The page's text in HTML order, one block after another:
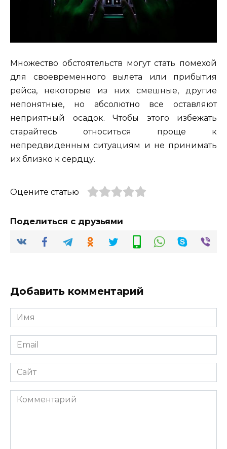
Множество обстоятельств могут стать помехой
для своевременного вылета или прибытия
рейса, некоторые из них смешные, другие
непонятные, но абсолютно все оставляют
неприятный осадок. Чтобы этого избежать
старайтесь относиться проще к
непредвиденным ситуациям и не принимать
их близко к сердцу.
Оцените статью
Поделиться с друзьями
Добавить комментарий
Имя
*
Email
*
Сайт
Комментарий